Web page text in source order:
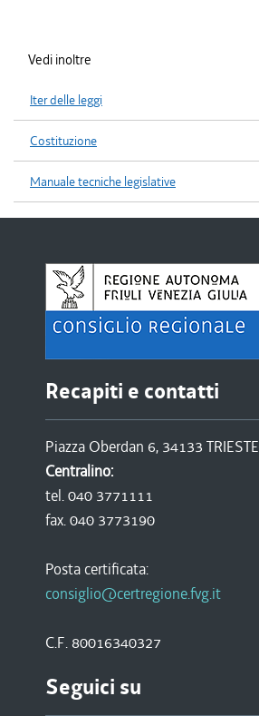
Vedi inoltre
Iter delle leggi
Costituzione
Manuale tecniche legislative
Recapiti e contatti
Piazza Oberdan 6, 34133 TRIESTE
Centralino:
tel. 040 3771111
fax. 040 3773190
Posta certificata:
consiglio@certregione.fvg.it
C.F. 80016340327
Seguici su